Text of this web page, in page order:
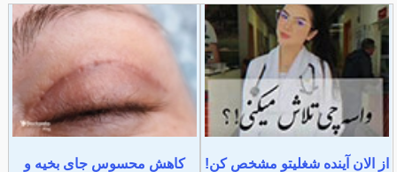
از الان آینده شغلیتو مشخص کن!
کاهش محسوس جای بخیه و